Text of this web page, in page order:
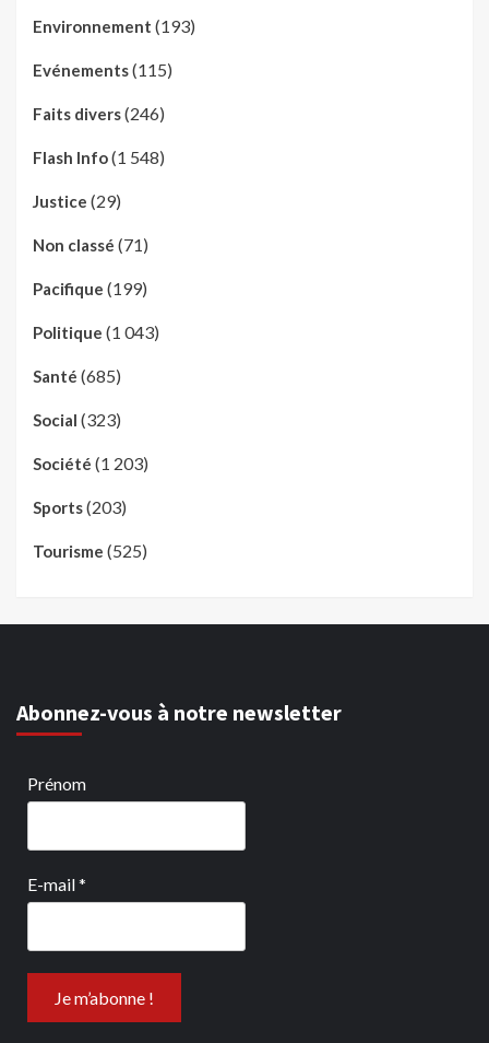
Environnement (193)
Evénements(115)
Faits divers(246)
Flash Info(1 548)
Justice (29)
Non classé (71)
Pacifique (199)
Politique (1 043)
Santé (685)
Social (323)
Société (1 203)
Sports(203)
Tourisme (525)
Abonnez-vous à notre newsletter
Prénom
E-mail*